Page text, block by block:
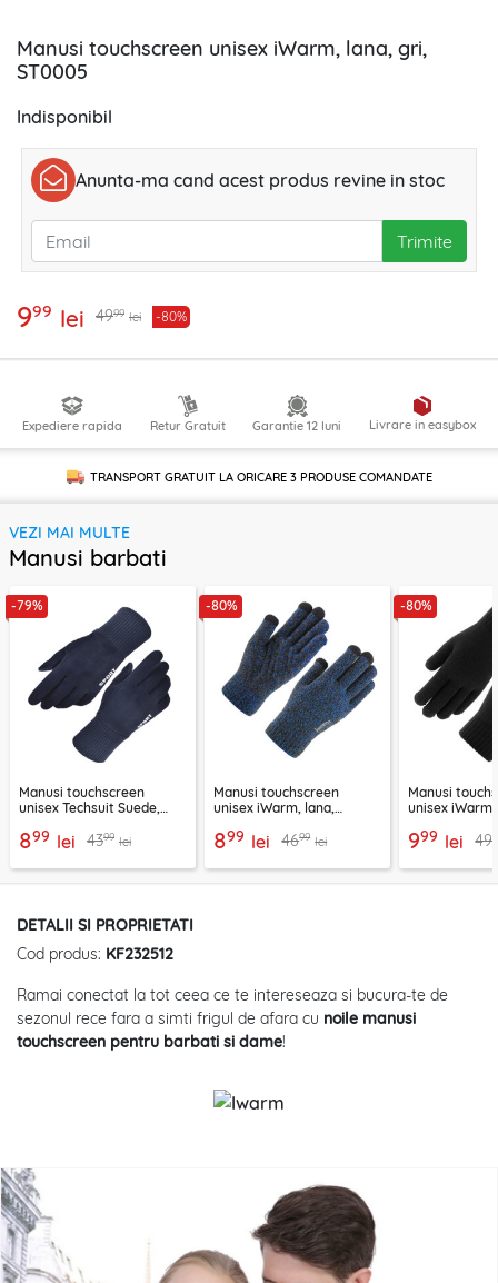
Manusi touchscreen unisex iWarm, lana, gri,
ST0005
Indisponibil
Anunta-ma cand acest produs revine in stoc
Trimite
999 lei 4999 lei -80%
Expediere rapida Retur Gratuit Garantie 12 luni Livrare in easybox
TRANSPORT GRATUIT LA ORICARE 3 PRODUSECOMANDATE
VEZI MAI MULTE
Manusi barbati
-79%
Manusi touchscreen
unisex Techsuit Suede,
ST0009
899 lei 4399 lei
-80%
Manusi touchscreen
unisex iWarm, lana,
899 lei 4699 lei
-80%
Manusi
unisex
999 lei 49
DETALII SI PROPRIETATI
Cod produs: KF232512
Ramai conectat la tot ceea ce te intereseaza si bucura-te de
sezonul rece fara a simti frigul de afara cu noile manusi
touchscreen pentru barbati si dame!